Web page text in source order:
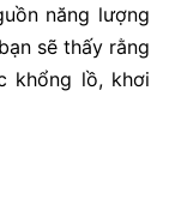
năng lượng
sẽ thấy rằng
khổng lồ, khơi